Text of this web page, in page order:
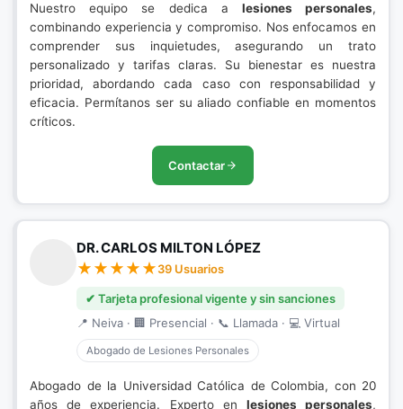
Nuestro equipo se dedica a lesiones personales,
combinando experiencia y compromiso. Nos enfocamos en
comprender sus inquietudes, asegurando un trato
personalizado y tarifas claras. Su bienestar es nuestra
prioridad, abordando cada caso con responsabilidad y
eficacia. Permítanos ser su aliado confiable en momentos
críticos.
Contactar
DR. CARLOS MILTON LÓPEZ
39 Usuarios
✔ Tarjeta profesional vigente y sin sanciones
📍 Neiva · 🏢 Presencial · 📞 Llamada · 💻 Virtual
Abogado de Lesiones Personales
Abogado de la Universidad Católica de Colombia, con 20
años de experiencia. Experto en lesiones personales,